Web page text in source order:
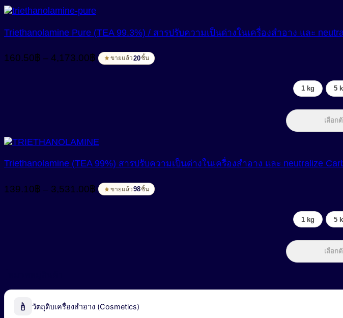
Triethanolamine Pure (TEA 99.3%) / สารปรับความเป็นด่างในเครื่องสำอาง และ
160.50฿ – 4,173.00฿
Price
range:ขายแล้ว20ชิ้น
1 kg 5
เลือก
Triethanolamine (TEA 99%) สารปรับความเป็นด่างในเครื่องสำอาง และ neutralize
139.10฿ – 3,531.00฿
Price
range:ขายแล้ว98ชิ้น
1 kg 5
เลือก
วัตถุดิบเครื่องสำอาง (Cosmetics)